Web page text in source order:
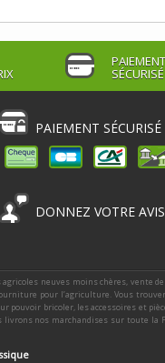
PAIEMENT
PAIEMENT SÉCURISÉ
DONNEZ VOTRE AVIS
neuves moins chères, vente
pour l’agriculture. Vous
pouvoir bricoler, les accessoires et
nos marchandises sur toute la